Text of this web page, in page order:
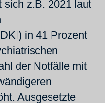
sich z.B. 2021 laut
in 41 Prozent
der Notfälle mit
Ausgesetzte